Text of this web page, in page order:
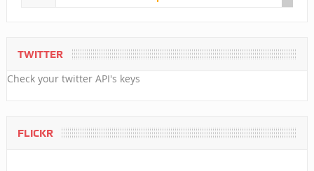
TWITTER
Check your twitter API's keys
FLICKR